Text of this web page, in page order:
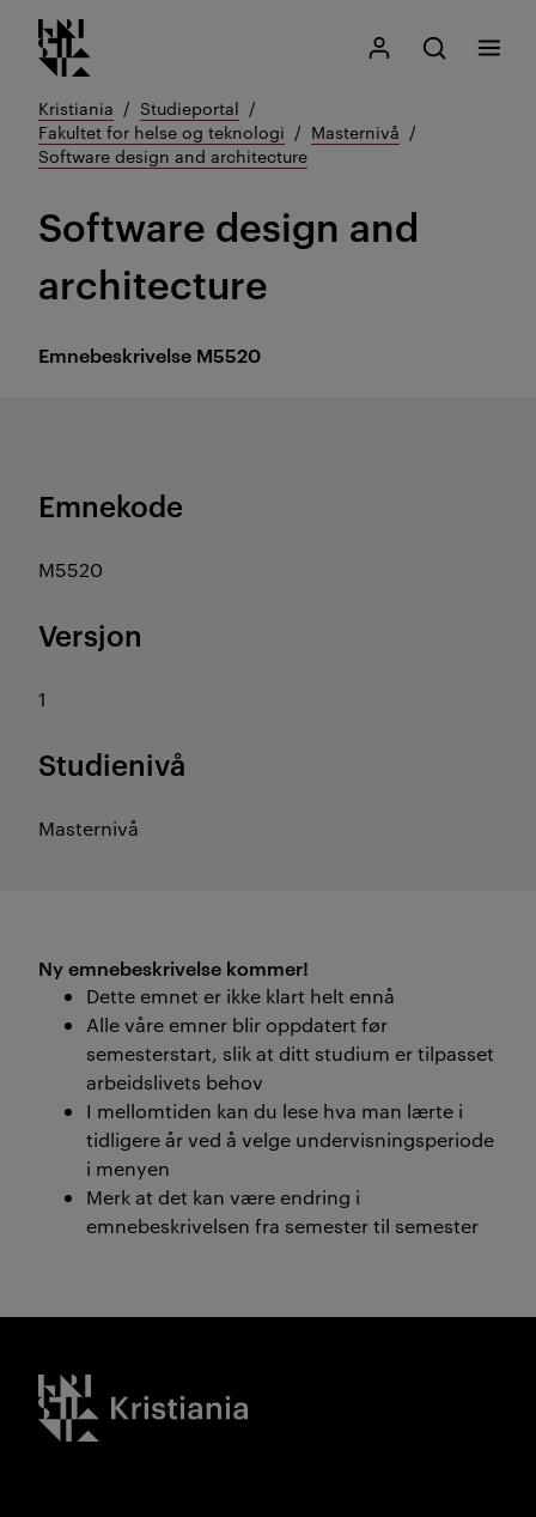
Gå
til
innhold
Kristiania logo
Mitt Kristiania
Åpne søk
Søk
Meny
Kristiania
Studieportal
Fakultet for helse og teknologi
Masternivå
Software design and architecture
Emnebeskrivelse M5520
Software design and
architecture
Emnekode
M5520
Versjon
1
Studienivå
Masternivå
Ny emnebeskrivelse kommer!
Dette emnet er ikke klart helt ennå
Alle våre emner blir oppdatert før
semesterstart, slik at ditt studium er tilpasset
arbeidslivets behov
I mellomtiden kan du lese hva man lærte i
tidligere år ved å velge undervisningsperiode
i menyen
Merk at det kan være endring i
emnebeskrivelsen fra semester til semester
Kristiania logo